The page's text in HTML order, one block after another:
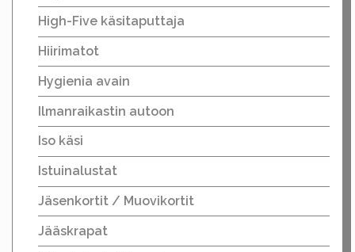
High-Five käsitaputtaja
Hiirimatot
Hygienia avain
Ilmanraikastin autoon
Iso käsi
Istuinalustat
Jäsenkortit / Muovikortit
Jääskrapat